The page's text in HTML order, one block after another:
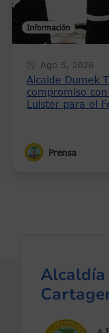
Información
Ago 5, 2026
Alcalde Dumek
compromiso
Luister para el
Prensa